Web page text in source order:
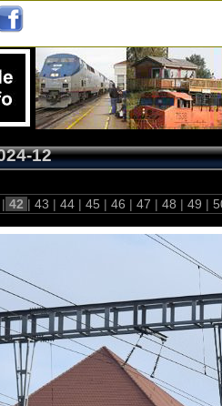
12
| 42 | 43 | 44 | 45 | 46 | 47 | 48 | 49 |